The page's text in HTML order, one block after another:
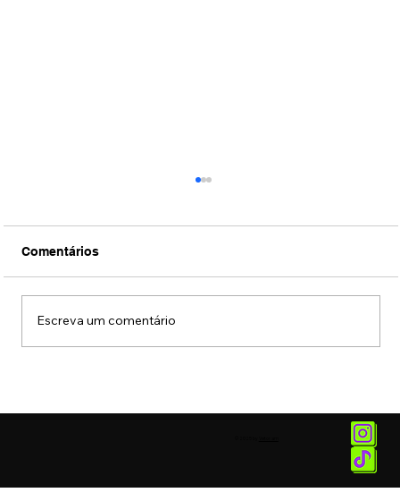
Comentários
Escreva um comentário